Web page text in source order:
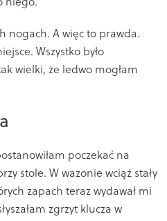
nogach. A więc to prawda.
Wszystko było
wielki, że ledwo mogłam
poczekać na
stole. W wazonie wciąż stały
zapach teraz wydawał mi
zgrzyt klucza w